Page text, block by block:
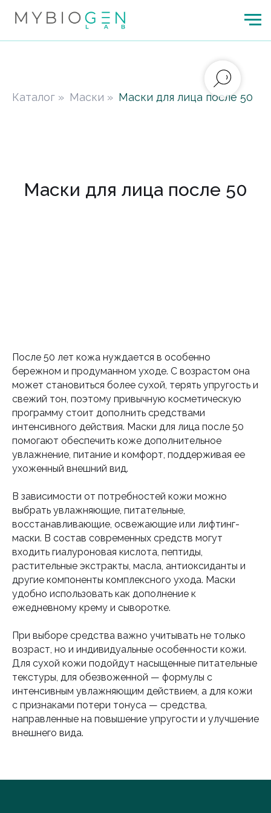
Каталог » Маски » Маски для лица после 50
Маски для лица после 50
После 50 лет кожа нуждается в особенно
бережном и продуманном уходе. С возрастом она
может становиться более сухой, терять упругость и
свежий тон, поэтому привычную косметическую
программу стоит дополнить средствами
интенсивного действия. Маски для лица после 50
помогают обеспечить коже дополнительное
увлажнение, питание и комфорт, поддерживая ее
ухоженный внешний вид.
В зависимости от потребностей кожи можно
выбрать увлажняющие, питательные,
восстанавливающие, освежающие или лифтинг-
маски. В состав современных средств могут
входить гиалуроновая кислота, пептиды,
растительные экстракты, масла, антиоксиданты и
другие компоненты комплексного ухода. Маски
удобно использовать как дополнение к
ежедневному крему и сыворотке.
При выборе средства важно учитывать не только
возраст, но и индивидуальные особенности кожи.
Для сухой кожи подойдут насыщенные питательные
текстуры, для обезвоженной — формулы с
интенсивным увлажняющим действием, а для кожи
с признаками потери тонуса — средства,
направленные на повышение упругости и улучшение
внешнего вида.